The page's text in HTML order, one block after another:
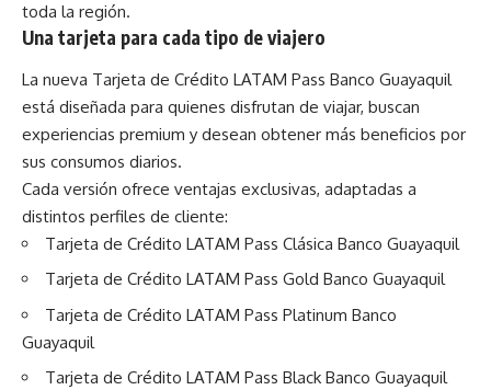
toda la región.
Una tarjeta para cada tipo de viajero
La nueva Tarjeta de Crédito LATAM Pass Banco Guayaquil
está diseñada para quienes disfrutan de viajar, buscan
experiencias premium y desean obtener más beneficios por
sus consumos diarios.
Cada versión ofrece ventajas exclusivas, adaptadas a
distintos perfiles de cliente:
Tarjeta de Crédito LATAM Pass Clásica Banco Guayaquil
Tarjeta de Crédito LATAM Pass Gold Banco Guayaquil
Tarjeta de Crédito LATAM Pass Platinum Banco
Guayaquil
Tarjeta de Crédito LATAM Pass Black Banco Guayaquil